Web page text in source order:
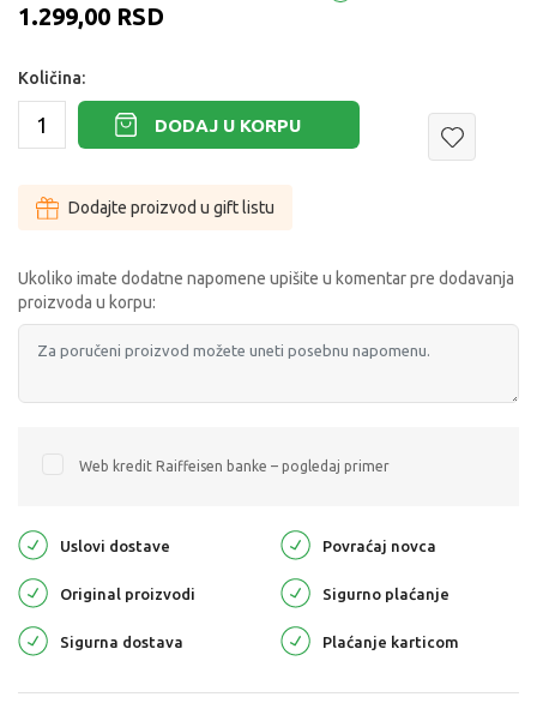
1.299,00 RSD
Količina:
DODAJ U KORPU
Dodajte proizvod u gift listu
Ukoliko imate dodatne napomene upišite u komentar pre dodavanja
proizvoda u korpu:
Web kredit Raiffeisen banke – pogledaj primer
Uslovi dostave Povraćaj novca
Original proizvodi Sigurno plaćanje
Sigurna dostava Plaćanje karticom